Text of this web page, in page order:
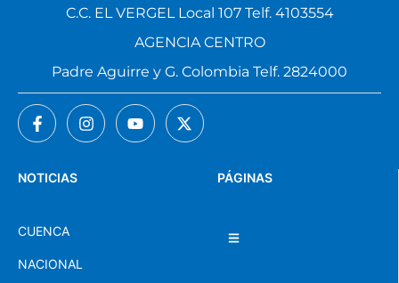
PÁGINAS
NOTICIAS
CUENCA
NACIONAL
C.C. EL VERGEL Local 107 Telf. 4103554
AGENCIA CENTRO
Padre Aguirre y G. Colombia Telf. 2824000